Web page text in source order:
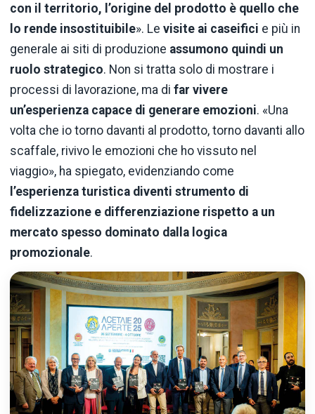
con il territorio, l’origine del prodotto è quello che
lo rende insostituibile». Le visite ai caseifici e più in
generale ai siti di produzione assumono quindi un
ruolo strategico. Non si tratta solo di mostrare i
processi di lavorazione, ma di far vivere
un’esperienza capace di generare emozioni. «Una
volta che io torno davanti al prodotto, torno davanti allo
scaffale, rivivo le emozioni che ho vissuto nel
viaggio», ha spiegato, evidenziando come
l’esperienza turistica diventi strumento di
fidelizzazione e differenziazione rispetto a un
mercato spesso dominato dalla logica
promozionale.